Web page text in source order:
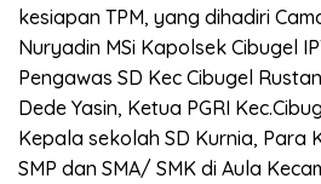
kesiapan TPM, yang dihadiri
Nuryadin MSi Kapolsek Cibugel
Pengawas SD Kec Cibugel
Dede Yasin, Ketua PGRI
Kepala sekolah SD Kurnia, Para
SMP dan SMA/ SMK di Aula